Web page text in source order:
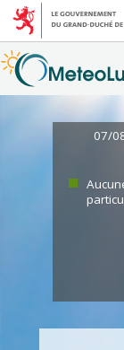
07/